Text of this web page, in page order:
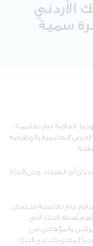
الأردني
سمية
اتفاقية منح تعليمية
التعليمية والوظيفية
أبو الهيجاء، وعن البنك
برنامج منح تعليمية مخصص
أهداف البنك التي
والمؤهلين من
المعلومات لدى البنك